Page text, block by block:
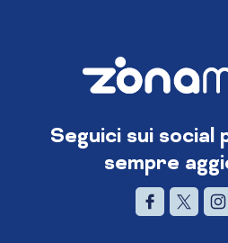
Seguici sui social
sempre